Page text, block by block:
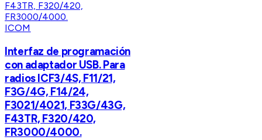
ICOM
Interfaz de programación
con adaptador USB. Para
radios ICF3/4S, F11/21,
F3G/4G, F14/24,
F3021/4021, F33G/43G,
F43TR, F320/420,
FR3000/4000.